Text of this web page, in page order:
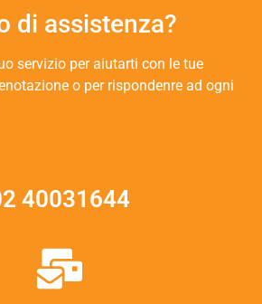
di assistenza?
servizio per aiutarti con le tue
o per rispondenre ad ogni
40031644